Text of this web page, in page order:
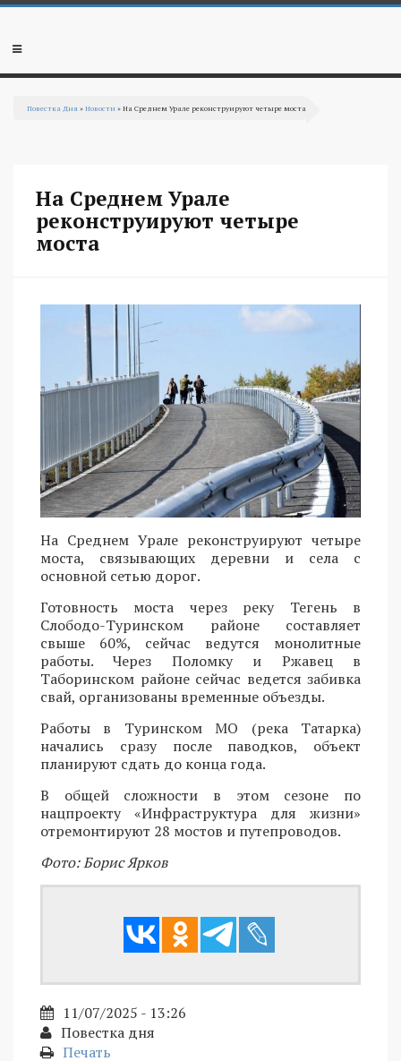
Перейти к основному содержанию
Мобильное
Повестка Дня »Новости » На Среднем Урале реконструируют четыре моста
На Среднем Урале
реконструируют четыре
моста
На Среднем Урале реконструируют четыре
моста, связывающих деревни и села с
основной сетью дорог.
Готовность моста через реку Тегень в
Слободо-Туринском районе составляет
свыше 60%, сейчас ведутся монолитные
работы. Через Поломку и Ржавец в
Таборинском районе сейчас ведется забивка
свай, организованы временные объезды.
Работы в Туринском МО (река Татарка)
начались сразу после паводков, объект
планируют сдать до конца года.
В общей сложности в этом сезоне по
нацпроекту «Инфраструктура для жизни»
отремонтируют 28 мостов и путепроводов.
Фото: Борис Ярков
11/07/2025 - 13:26
Повестка дня
Печать